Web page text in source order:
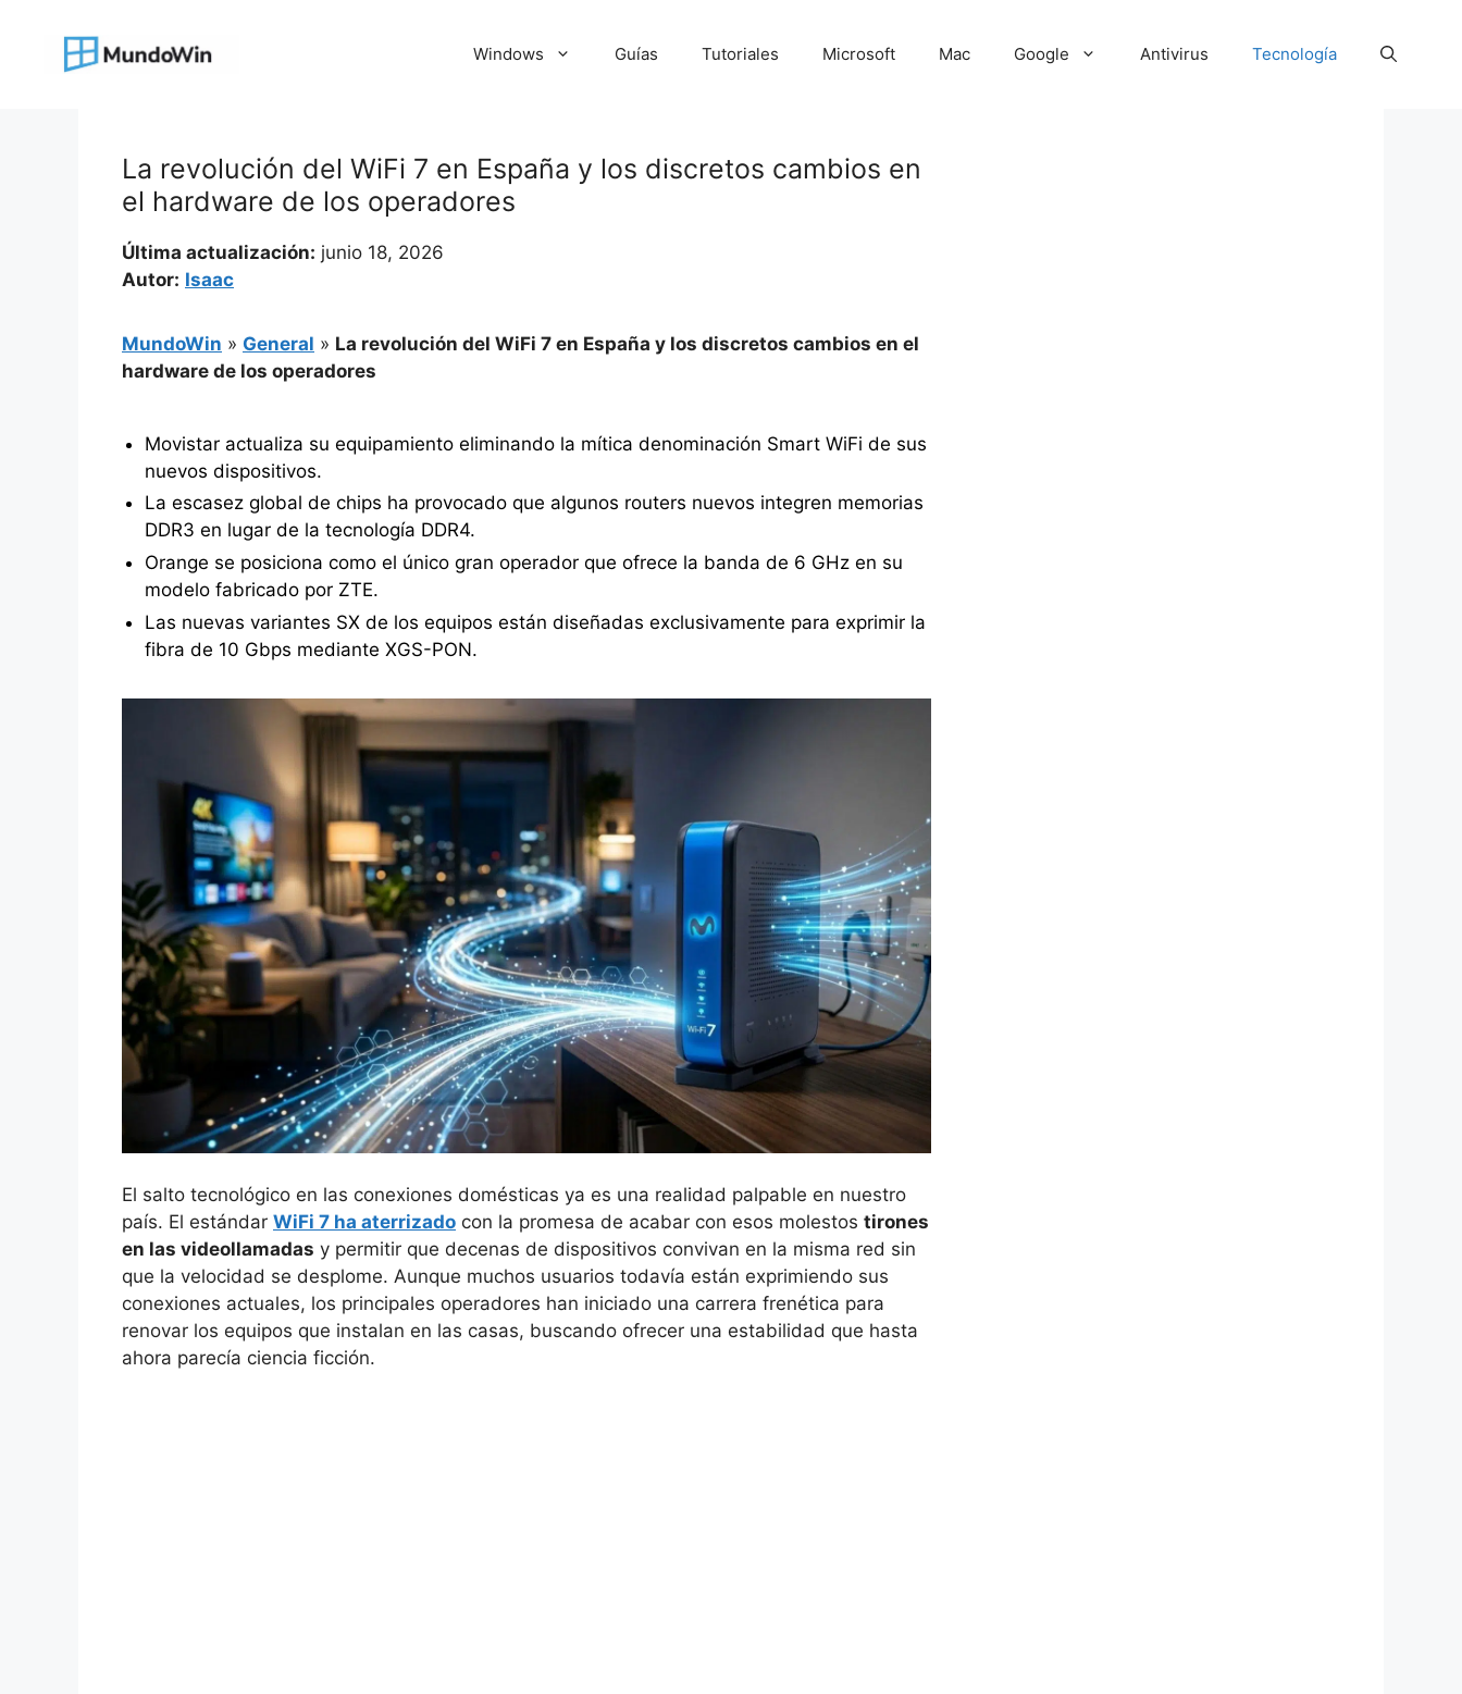
contenido
Windows Guías Tutoriales Microsoft Mac Google Antivirus Tecnología
La revolución del WiFi 7 en España y los discretos cambios en
el hardware de los operadores
Última actualización: junio 18, 2026
Autor: Isaac
MundoWin » General » La revolución del WiFi 7 en España y los discretos cambios en el
hardware de los operadores
Movistar actualiza su equipamiento eliminando la mítica denominación Smart WiFi de sus
nuevos dispositivos.
La escasez global de chips ha provocado que algunos routers nuevos integren memorias
DDR3 en lugar de la tecnología DDR4.
Orange se posiciona como el único gran operador que ofrece la banda de 6 GHz en su
modelo fabricado por ZTE.
Las nuevas variantes SX de los equipos están diseñadas exclusivamente para exprimir la
fibra de 10 Gbps mediante XGS-PON.
El salto tecnológico en las conexiones domésticas ya es una realidad palpable en nuestro
país. El estándar WiFi 7 ha aterrizado con la promesa de acabar con esos molestos tirones
en las videollamadas y permitir que decenas de dispositivos convivan en la misma red sin
que la velocidad se desplome. Aunque muchos usuarios todavía están exprimiendo sus
conexiones actuales, los principales operadores han iniciado una carrera frenética para
renovar los equipos que instalan en las casas, buscando ofrecer una estabilidad que hasta
ahora parecía ciencia ficción.